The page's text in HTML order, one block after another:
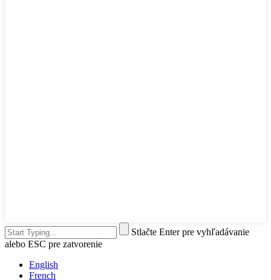
Stlačte Enter pre vyhľadávanie
alebo ESC pre zatvorenie
English
French